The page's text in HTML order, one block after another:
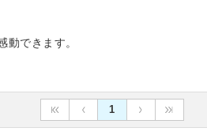
できます。
1